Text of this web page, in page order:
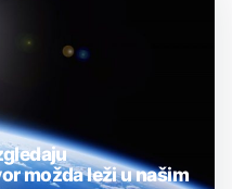
možda leži u našim